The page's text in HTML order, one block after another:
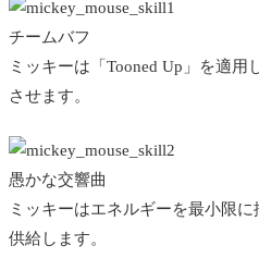
チームバフ
ミッキーは「Tooned Up」を適
させます。
愚かな交響曲
ミッキーはエネルギーを最小限
供給します。